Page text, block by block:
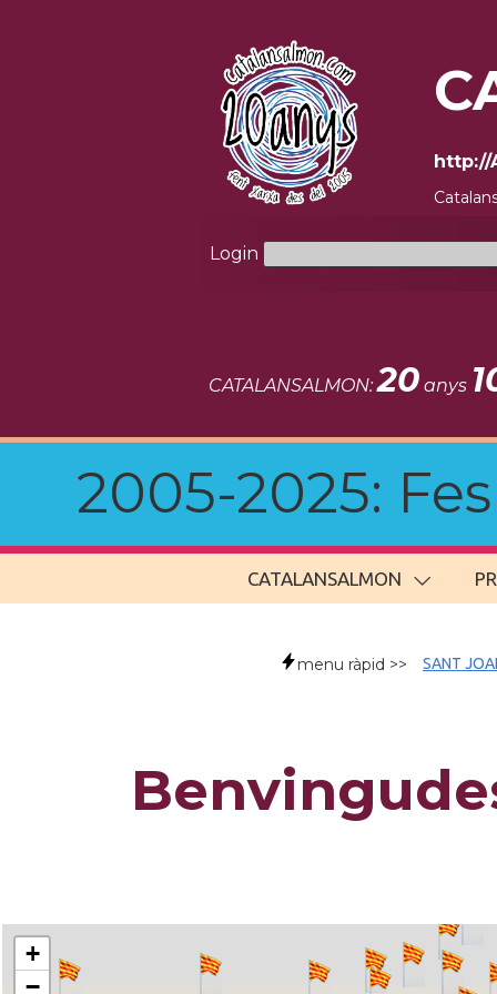
http://
Login
CATALANSALMON:20 anys
2005-2025:
CATALANSALMON
menu ràpid >> SANT
+
−